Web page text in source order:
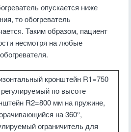
опускается ниже
то обогреватель
Таким образом, пациент
несмотря на любые
кронштейн R1=750
по высоте
R2=800 мм на пружине,
на 360°,
ограничитель для